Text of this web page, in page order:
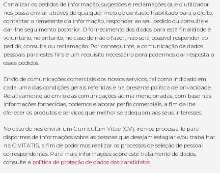
Canalizar os pedidos de informação, sugestões e reclamações que o utilizador
nos possa enviar através de qualquer meio de contacto habilitado para o efeito,
contactar o remetente da informação, responder ao seu pedido ou consulta e
dar-lhe seguimento posterior. O fornecimento dos dados para esta finalidade é
voluntário, no entanto, no caso de não o fazer, não será possível responder ao
pedido, consulta ou reclamação. Por conseguinte, a comunicação de dados
pessoais para estes fins é um requisito necessário para podermos dar resposta a
esses pedidos.
Envio de comunicações comerciais dos nossos serviços, tal como indicado em
cada uma das condições gerais referidas e na presente política de privacidade.
Relativamente ao envio das comunicações acima mencionadas, com base nas
informações fornecidas, podemos elaborar perfis comerciais, a fim de lhe
oferecer os produtos e serviços que melhor se adequam aos seus interesses.
No caso de nos enviar um Curriculum Vitae (CV), iremos processá-lo para
dispormos de informações sobre as pessoas que desejam estagiar e/ou trabalhar
na CIVITATIS, a fim de podermos realizar os processos de seleção de pessoal
correspondentes. Para mais informações sobre este tratamento de dados,
consulte a política de proteção de dados dos candidatos.